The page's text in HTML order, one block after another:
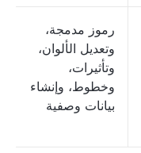
رموز مدمجة،
وتعديل الألوان،
وتأثيرات،
وخطوط، وإنشاء
بيانات وصفية